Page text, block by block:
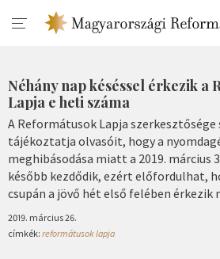
Néhány nap késéssel érkezik a
Lapja e heti száma
A Reformátusok Lapja
tájékoztatja olvasóit, hogy a
meghibásodása miatt a 2019. március
később kezdődik, ezért előfordulhat,
csupán a jövő hét első felében érkezik
2019. március 26.
címkék: reformátusok lapja